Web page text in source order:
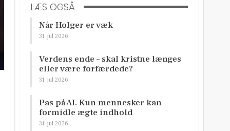
LÆS OGSÅ
Når Holger er væk
31. jul 2026
Verdens ende – skal kristne længes
eller være forfærdede?
31. jul 2026
Pas på AI. Kun mennesker kan
formidle ægte indhold
31. jul 2026